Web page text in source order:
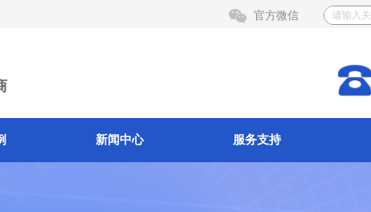
新闻中心 服务支持
官方微信